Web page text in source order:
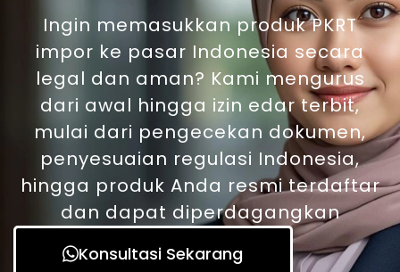
Ingin memasukkan produk PKRT
impor ke pasar Indonesia secara
legal dan aman? Kami mengurus
dari awal hingga izin edar terbit,
mulai dari pengecekan dokumen,
penyesuaian regulasi Indonesia,
hingga produk Anda resmi terdaftar
dan dapat diperdagangkan
Konsultasi Sekarang